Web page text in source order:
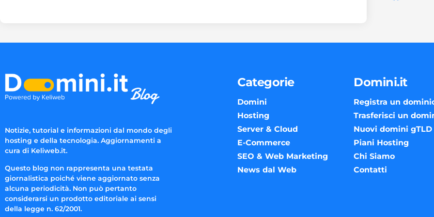
Notizie, tutorial e informazioni dal mondo degli
hosting e della tecnologia. Aggiornamenti a
cura di Keliweb.it.
Questo blog non rappresenta una testata
giornalistica poiché viene aggiornato senza
alcuna periodicità. Non può pertanto
considerarsi un prodotto editoriale ai sensi
della legge n. 62/2001.
Categorie
Domini
Hosting
Server & Cloud
E-Commerce
SEO & Web Marketing
News dal Web
Domini.it
Registra un
Trasferisci un
Nuovi domini gTLD
Piani Hosting
Chi Siamo
Contatti